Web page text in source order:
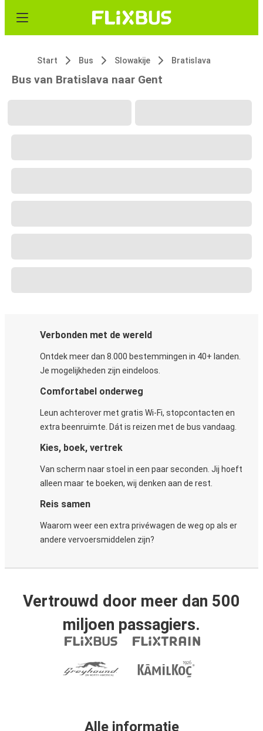
Start Bus Slowakije Bratislava
Bus van Bratislava naar Gent
Verbonden met de wereld
Ontdek meer dan 8.000 bestemmingen in 40+ landen.
Je mogelijkheden zijn eindeloos.
Comfortabel onderweg
Leun achterover met gratis Wi-Fi, stopcontacten en
extra beenruimte. Dát is reizen met de bus vandaag.
Kies, boek, vertrek
Van scherm naar stoel in een paar seconden. Jij hoeft
alleen maar te boeken, wij denken aan de rest.
Reis samen
Waarom weer een extra privéwagen de weg op als er
andere vervoersmiddelen zijn?
Vertrouwd door meer dan 500
miljoen passagiers.
Alle informatie